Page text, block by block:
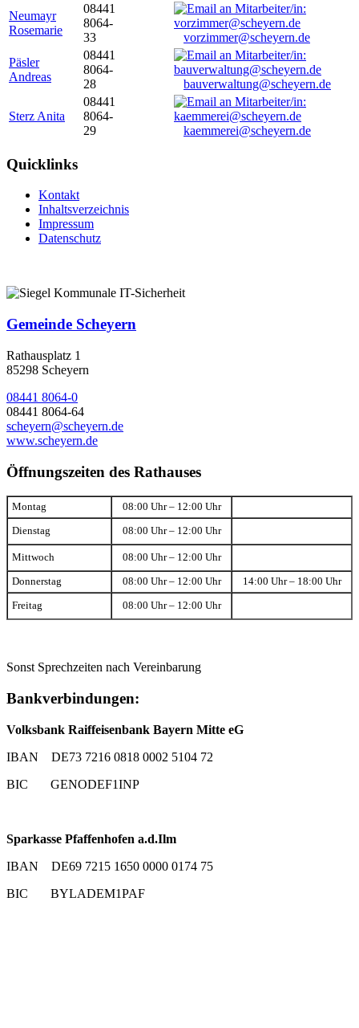
Neumayr
Rosemarie
08441
8064-
33
vorzimmer@scheyern.de
Päsler
Andreas
08441
8064-
28
bauverwaltung@scheyern.de
Sterz Anita
08441
8064-
29
kaemmerei@scheyern.de
Quicklinks
Kontakt
Inhaltsverzeichnis
Impressum
Datenschutz
Gemeinde Scheyern
Rathausplatz 1
85298 Scheyern
08441 8064-0
08441 8064-64
scheyern@scheyern.de
www.scheyern.de
Öffnungszeiten des Rathauses
Montag 08:00 Uhr – 12:00 Uhr
Dienstag 08:00 Uhr – 12:00 Uhr
Mittwoch 08:00 Uhr – 12:00 Uhr
Donnerstag 08:00 Uhr – 12:00 Uhr 14:00 Uhr – 18:00 Uhr
Freitag 08:00 Uhr – 12:00 Uhr
Sonst Sprechzeiten nach Vereinbarung
Bankverbindungen:
Volksbank Raiffeisenbank Bayern Mitte eG
IBAN DE73 7216 0818 0002 5104 72
BIC GENODEF1INP
Sparkasse Pfaffenhofen a.d.Ilm
IBAN DE69 7215 1650 0000 0174 75
BIC BYLADEM1PAF